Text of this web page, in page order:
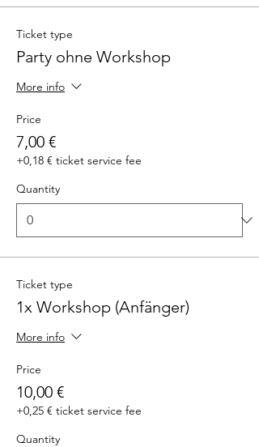
Ticket type
Party ohne Workshop
More info
Price
7,00 €
+0,18 € ticket service fee
Quantity
Ticket type
1x Workshop (Anfänger)
More info
Price
10,00 €
+0,25 € ticket service fee
Quantity